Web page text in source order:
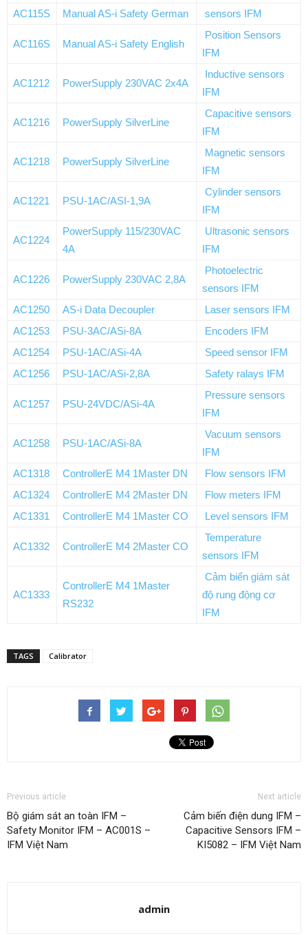
AC115S Manual AS-i Safety German sensors IFM
AC116S Manual AS-i Safety English
Position Sensors
IFM
AC1212 PowerSupply 230VAC 2x4A
Inductive sensors
IFM
AC1216 PowerSupply SilverLine
Capacitive sensors
IFM
AC1218 PowerSupply SilverLine
Magnetic sensors
IFM
AC1221 PSU-1AC/ASI-1,9A
Cylinder sensors
IFM
AC1224
PowerSupply 115/230VAC
4A
Ultrasonic sensors
IFM
AC1226 PowerSupply 230VAC 2,8A
Photoelectric
sensors IFM
AC1250
AS-i Data Decoupler
Laser sensors IFM
AC1253
PSU-3AC/ASi-8A
Encoders IFM
AC1254
PSU-1AC/ASi-4A
Speed sensor IFM
AC1256
PSU-1AC/ASi-2,8A Safety ralays IFM
AC1257 PSU-24VDC/ASi-4A
Pressure sensors
IFM
AC1258 PSU-1AC/ASi-8A
Vacuum sensors
IFM
AC1318
ControllerE M4 1Master DN
Flow sensors IFM
AC1324
ControllerE M4 2Master DN
Flow meters IFM
AC1331
ControllerE M4 1Master CO Level sensors IFM
AC1332 ControllerE M4 2Master CO
Temperature
sensors IFM
AC1333
ControllerE M4 1Master
RS232
Cảm biến giám sát
độ rung động cơ
IFM
TAGS Calibrator
Previous article
Bộ giám sát an toàn IFM –
Safety Monitor IFM – AC001S –
IFM Việt Nam
Next article
Cảm biến điện dung IFM –
Capacitive Sensors IFM –
KI5082 – IFM Việt Nam
admin